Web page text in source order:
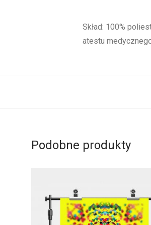
Skład: 100%
atestu
Podobne produkty